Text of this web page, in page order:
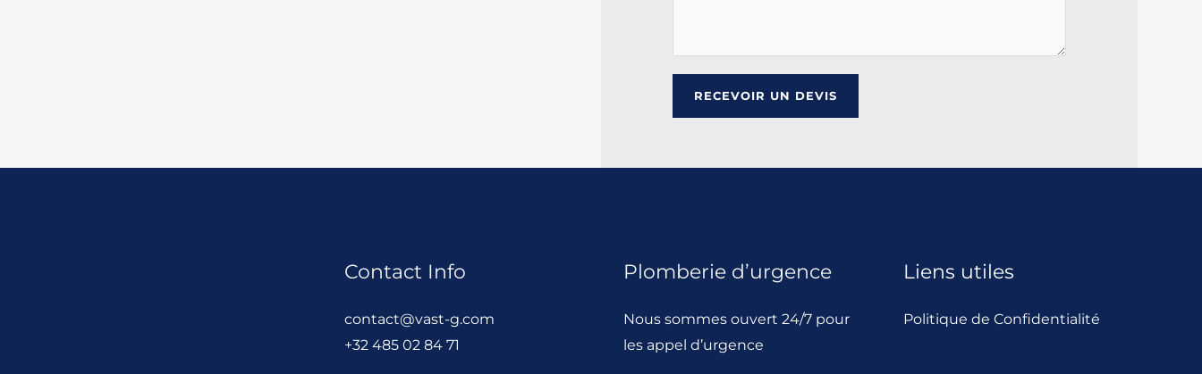
RECEVOIR UN DEVIS
Contact Info
contact@vast-g.com
+32 485 02 84 71
Plomberie d’urgence
Nous sommes ouvert 24/7 pour
les appel d’urgence
Liens utiles
Politique de Confidentialité